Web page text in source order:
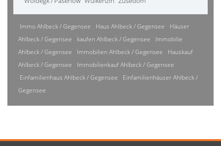
Immo Ahlbeck / Gegensee Haus Ahlbeck / Gegensee
Häuser
Ahlbeck / Gegensee
kaufen Ahlbeck / Gegensee
Immobilie
Ahlbeck / Gegensee
Immobilien Ahlbeck / Gegensee
Hauskauf
Ahlbeck / Gegensee
Immobilienkauf Ahlbeck / Gegensee
Einfamilienhaus Ahlbeck / Gegensee
Einfamilienhäuser Ahlbeck /
Gegensee